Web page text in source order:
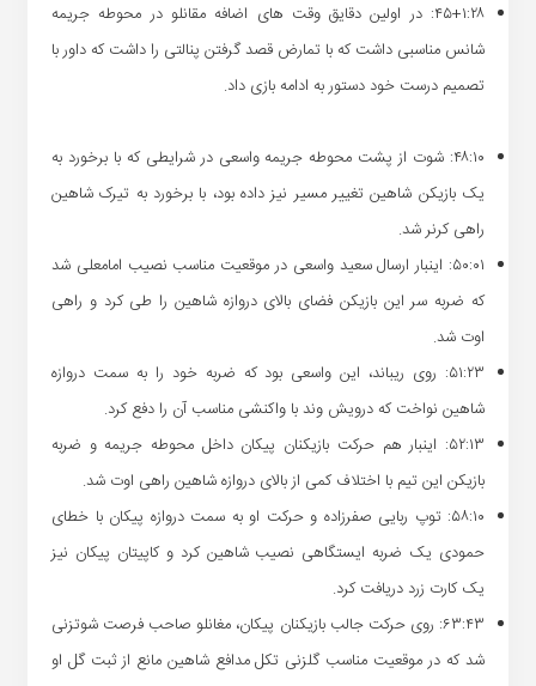
۴۵+۱:۲۸: در اولین دقایق وقت های اضافه مقانلو در محوطه جریمه
شانس مناسبی داشت که با تمارض قصد گرفتن پنالتی را داشت که داور با
تصمیم درست خود دستور به ادامه بازی داد.
۴۸:۱۰: شوت از پشت محوطه جریمه واسعی در شرایطی که با برخورد به
یک بازیکن شاهین تغییر مسیر نیز داده بود، با برخورد به تیرک شاهین
راهی کرنر شد.
۵۰:۰۱: اینبار ارسال سعید واسعی در موقعیت مناسب نصیب امامعلی شد
که ضربه سر این بازیکن فضای بالای دروازه شاهین را طی کرد و راهی
اوت شد.
۵۱:۲۳: روی ریباند، این واسعی بود که ضربه خود را به سمت دروازه
شاهین نواخت که درویش وند با واکنشی مناسب آن را دفع کرد.
۵۲:۱۳: اینبار هم حرکت بازیکنان پیکان داخل محوطه جریمه و ضربه
بازیکن این تیم با اختلاف کمی از بالای دروازه شاهین راهی اوت شد.
۵۸:۱۰: توپ ربایی صفرزاده و حرکت او به سمت دروازه پیکان با خطای
حمودی یک ضربه ایستگاهی نصیب شاهین کرد و کاپیتان پیکان نیز
یک کارت زرد دریافت کرد.
۶۳:۴۳: روی حرکت جالب بازیکنان پیکان، مغانلو صاحب فرصت شوتزنی
شد که در موقعیت مناسب گلزنی تکل مدافع شاهین مانع از ثبت گل او